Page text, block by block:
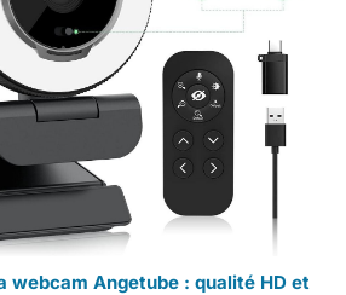
webcam Angetube : qualité HD et